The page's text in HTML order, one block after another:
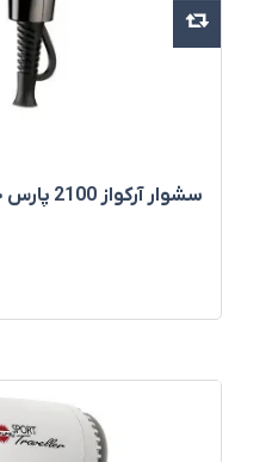
سشوار آرکواز 2100 پارس خزر